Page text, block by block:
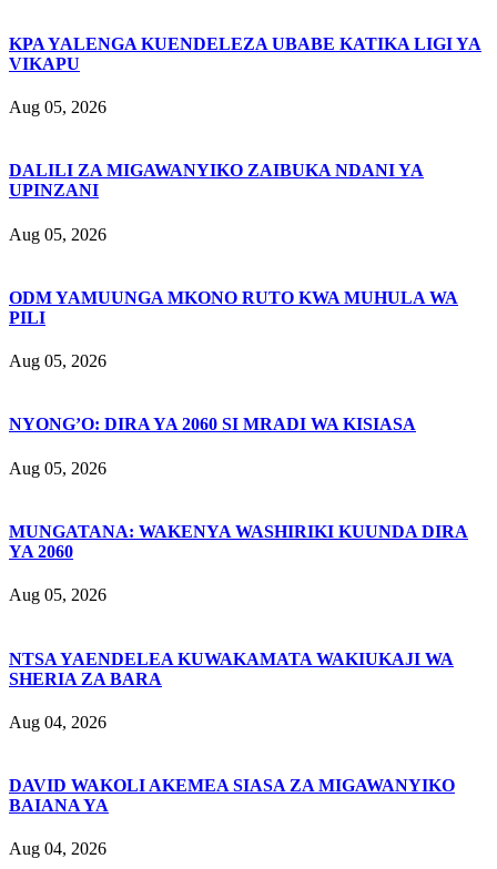
KPA YALENGA KUENDELEZA UBABE KATIKA LIGI YA
VIKAPU
Aug 05, 2026
DALILI ZA MIGAWANYIKO ZAIBUKA NDANI YA
UPINZANI
Aug 05, 2026
ODM YAMUUNGA MKONO RUTO KWA MUHULA WA
PILI
Aug 05, 2026
NYONG’O: DIRA YA 2060 SI MRADI WA KISIASA
Aug 05, 2026
MUNGATANA: WAKENYA WASHIRIKI KUUNDA DIRA
YA 2060
Aug 05, 2026
NTSA YAENDELEA KUWAKAMATA WAKIUKAJI WA
SHERIA ZA BARA
Aug 04, 2026
DAVID WAKOLI AKEMEA SIASA ZA MIGAWANYIKO
BAIANA YA
Aug 04, 2026